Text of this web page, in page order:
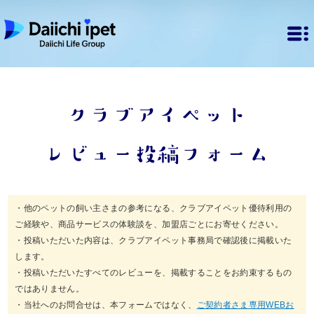
クラブアイペット
レビュー投稿フォーム
・他のペットの飼い主さまの参考になる、クラブアイペット優待利用の
ご経験や、商品サービスの体験談を、加盟店ごとにお寄せください。
・投稿いただいた内容は、クラブアイペット事務局で確認後に掲載いた
します。
・投稿いただいたすべてのレビューを、掲載することをお約束するもの
ではありません。
・当社へのお問合せは、本フォームではなく、
ご契約者さま専用WEBお